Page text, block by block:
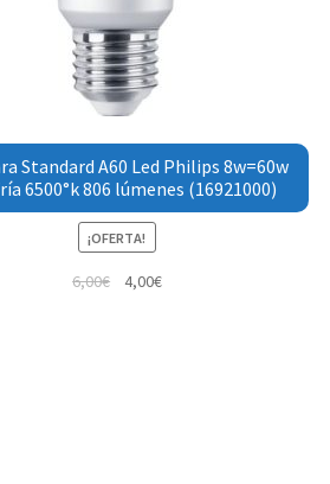
Standard A60 Led Philips 8w=60w
6500°k 806 lúmenes (16921000)
¡OFERTA!
6,00€ 4,00€